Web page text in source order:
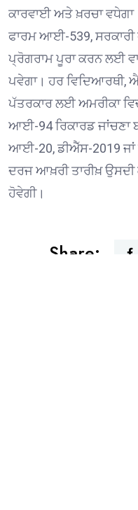
ਕਾਰਵਾਈ ਅਤੇ ਖ਼ਰਚਾ
ਫਾਰਮ ਆਈ-539,
ਪ੍ਰੋਗਰਾਮ ਪੂਰਾ ਕਰਨ ਲਈ
ਪਵੇਗਾ। ਹਰ ਵਿਦਿਆਰਥੀ,
ਪੱਤਰਕਾਰ ਲਈ ਅਮਰੀਕਾ
ਆਈ-94 ਰਿਕਾਰਡ ਜਾਂਚਣਾ
ਆਈ-20, ਡੀਐੱਸ-2019
ਦਰਜ ਆਖ਼ਰੀ ਤਾਰੀਖ਼
ਹੋਵੇਗੀ।
Share: